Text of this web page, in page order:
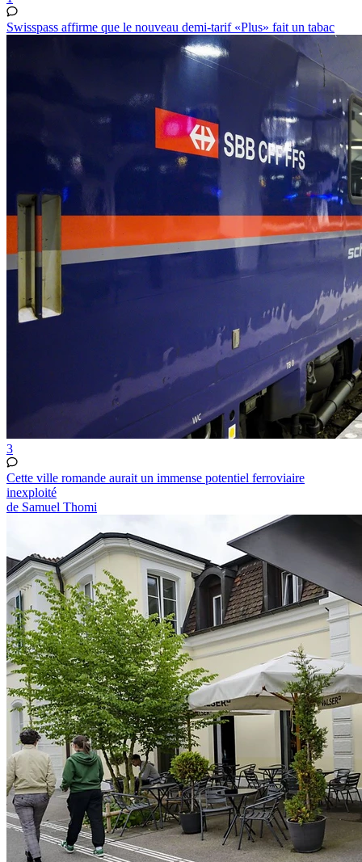
Swisspass affirme que le nouveau demi-tarif «Plus» fait un tabac
3
Cette ville romande aurait un immense potentiel ferroviaire
inexploité
de Samuel Thomi